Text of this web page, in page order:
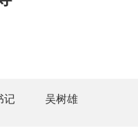
记 吴树雄